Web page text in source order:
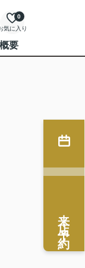
気に入り
0
要
来店予約